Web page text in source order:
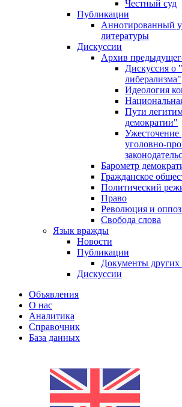
Честный суд
Публикации
Аннотированный
литературы
Дискуссии
Архив
Дискуссия о
либерализма"
Идеология
Пути
демократии"
Ужесточение
уголовно-
Барометр
Гражданское
Политический
Право
Революция и
Свобода слова
Язык вражды
Новости
Публикации
Документы других
Дискуссии
Объявления
О нас
Аналитика
Справочник
База данных